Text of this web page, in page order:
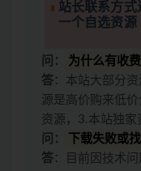
站长联系方式
一个自选资源
问：
为什么有收费
答 ：本站大部分
源是高价购来低
资源，3.本站独家
问：
下载失败或
答 ：目前因技术